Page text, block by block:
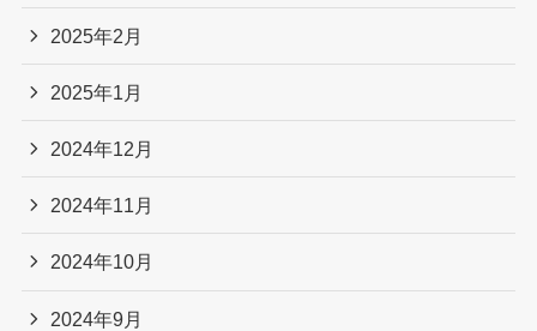
2025年2月
2025年1月
2024年12月
2024年11月
2024年10月
2024年9月